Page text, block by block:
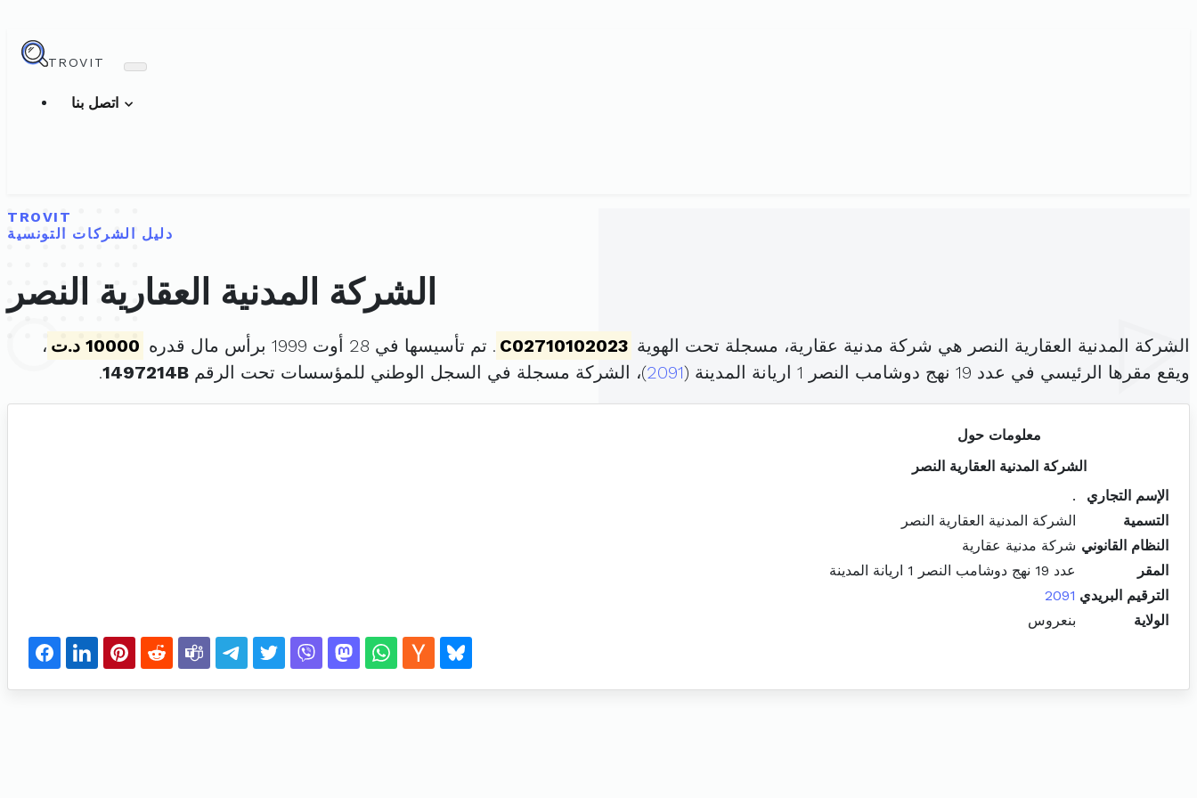
TROVIT
TROVIT
دليل الشركات التونسية
الشركة المدنية العقارية النصر
الشركة المدنية العقارية النصر هي شركة مدنية عقارية، مسجلة تحت الهوية C02710102023 . تم تأسيسها في 28 أوت 1999 برأس مال قدره 10000 د.ت
،
ويقع مقرها الرئيسي في عدد 19 نهج دوشامب النصر 1 اريانة المدينة (
2091)، الشركة مسجلة في السجل الوطني للمؤسسات تحت الرقم 1497214B
.
معلومات حول
الشركة المدنية العقارية النصر
الإسم التجاري
.
التسمية
الشركة المدنية العقارية النصر
النظام القانوني شركة مدنية عقارية
المقر
عدد 19 نهج دوشامب النصر 1 اريانة المدينة
الترقيم البريدي 2091
الولاية
بنعروس